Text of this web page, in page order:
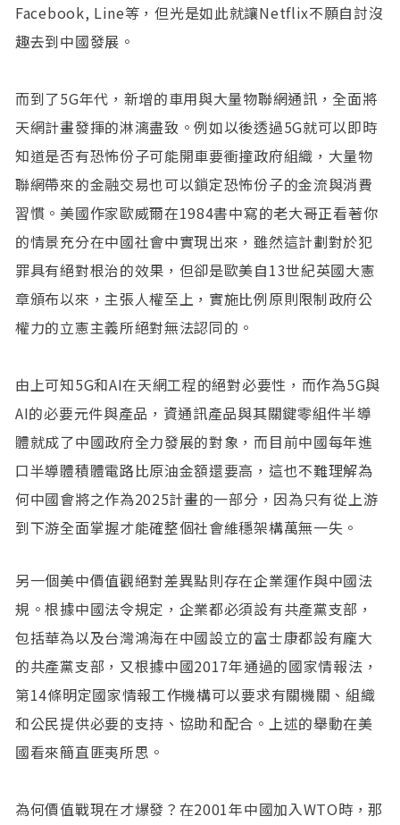
Facebook, Line等，但光是如此就讓Netflix不願自討沒
趣去到中國發展。
而到了5G年代，新增的車用與大量物聯網通訊，全面將
天網計畫發揮的淋漓盡致。例如以後透過5G就可以即時
知道是否有恐怖份子可能開車要衝撞政府組織，大量物
聯網帶來的金融交易也可以鎖定恐怖份子的金流與消費
習慣。美國作家歐威爾在1984書中寫的老大哥正看著你
的情景充分在中國社會中實現出來，雖然這計劃對於犯
罪具有絕對根治的效果，但卻是歐美自13世紀英國大憲
章頒布以來，主張人權至上，實施比例原則限制政府公
權力的立憲主義所絕對無法認同的。
由上可知5G和AI在天網工程的絕對必要性，而作為5G與
AI的必要元件與產品，資通訊產品與其關鍵零組件半導
體就成了中國政府全力發展的對象，而目前中國每年進
口半導體積體電路比原油金額還要高，這也不難理解為
何中國會將之作為2025計畫的一部分，因為只有從上游
到下游全面掌握才能確整個社會維穩架構萬無一失。
另一個美中價值觀絕對差異點則存在企業運作與中國法
規。根據中國法令規定，企業都必須設有共產黨支部，
包括華為以及台灣鴻海在中國設立的富士康都設有龐大
的共產黨支部，又根據中國2017年通過的國家情報法，
第14條明定國家情報工作機構可以要求有關機關、組織
和公民提供必要的支持、協助和配合。上述的舉動在美
國看來簡直匪夷所思。
為何價值戰現在才爆發？在2001年中國加入WTO時，那